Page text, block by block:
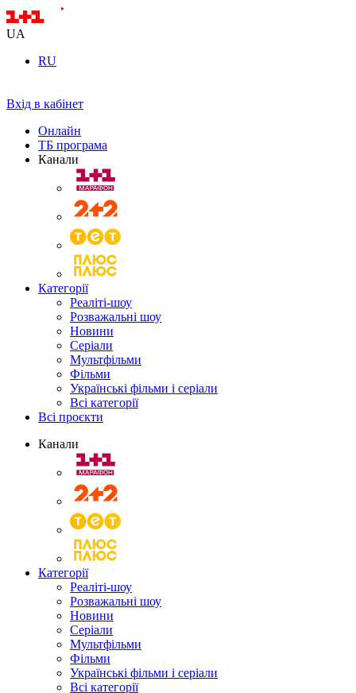
UA
RU
Вхід в кабінет
Онлайн
ТБ програма
Канали
Категорії
Реаліті-шоу
Розважальні шоу
Новини
Серіали
Мультфільми
Фільми
Українські фільми і серіали
Всі категорії
Всі проєкти
Канали
Категорії
Реаліті-шоу
Розважальні шоу
Новини
Серіали
Мультфільми
Фільми
Українські фільми і серіали
Всі категорії